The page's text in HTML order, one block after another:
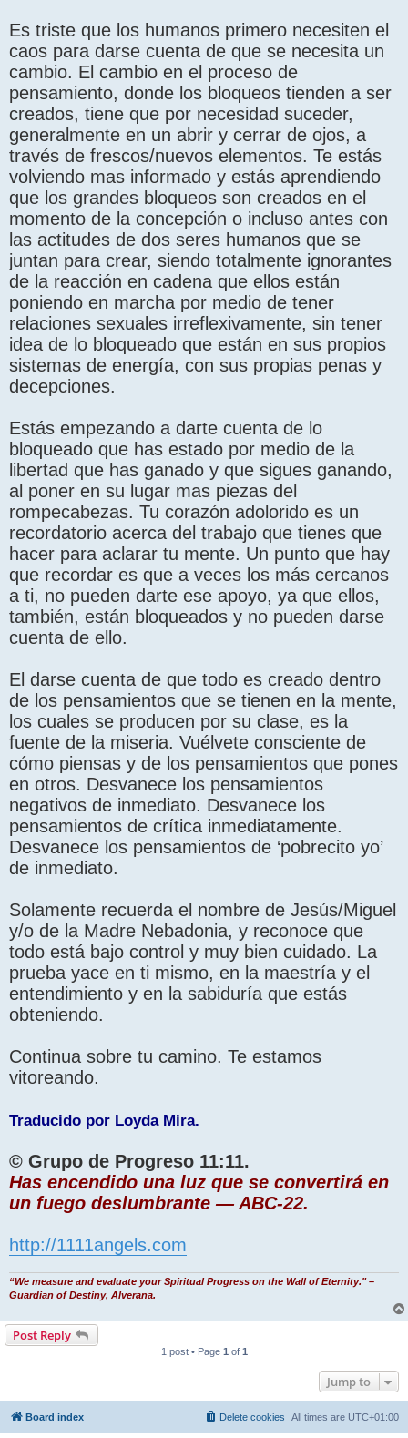
Es triste que los humanos primero necesiten el
caos para darse cuenta de que se necesita un
cambio. El cambio en el proceso de
pensamiento, donde los bloqueos tienden a ser
creados, tiene que por necesidad suceder,
generalmente en un abrir y cerrar de ojos, a
través de frescos/nuevos elementos. Te estás
volviendo mas informado y estás aprendiendo
que los grandes bloqueos son creados en el
momento de la concepción o incluso antes con
las actitudes de dos seres humanos que se
juntan para crear, siendo totalmente ignorantes
de la reacción en cadena que ellos están
poniendo en marcha por medio de tener
relaciones sexuales irreflexivamente, sin tener
idea de lo bloqueado que están en sus propios
sistemas de energía, con sus propias penas y
decepciones.
Estás empezando a darte cuenta de lo
bloqueado que has estado por medio de la
libertad que has ganado y que sigues ganando,
al poner en su lugar mas piezas del
rompecabezas. Tu corazón adolorido es un
recordatorio acerca del trabajo que tienes que
hacer para aclarar tu mente. Un punto que hay
que recordar es que a veces los más cercanos
a ti, no pueden darte ese apoyo, ya que ellos,
también, están bloqueados y no pueden darse
cuenta de ello.
El darse cuenta de que todo es creado dentro
de los pensamientos que se tienen en la mente,
los cuales se producen por su clase, es la
fuente de la miseria. Vuélvete consciente de
cómo piensas y de los pensamientos que pones
en otros. Desvanece los pensamientos
negativos de inmediato. Desvanece los
pensamientos de crítica inmediatamente.
Desvanece los pensamientos de ‘pobrecito yo’
de inmediato.
Solamente recuerda el nombre de Jesús/Miguel
y/o de la Madre Nebadonia, y reconoce que
todo está bajo control y muy bien cuidado. La
prueba yace en ti mismo, en la maestría y el
entendimiento y en la sabiduría que estás
obteniendo.
Continua sobre tu camino. Te estamos
vitoreando.
Traducido por Loyda Mira.
© Grupo de Progreso 11:11.
Has encendido una luz que se convertirá en
un fuego deslumbrante — ABC-22.
http://1111angels.com
“We measure and evaluate your Spiritual Progress on the Wall of Eternity." –
Guardian of Destiny, Alverana.
Post Reply
1 post • Page 1 of 1
Jump to
Board index All times are UTC+01:00
Delete cookies